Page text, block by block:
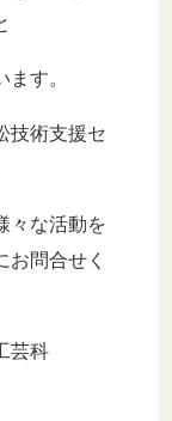
す。
技術支援セ
々な活動を
お問合せく
芸科